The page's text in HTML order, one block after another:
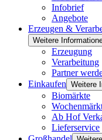
Infobrief
Angebote
Erzeugen &
Weitere
Erzeugung
Verarbeitung
Partner
Einkaufen Weitere
Biomärkte
Ab Hof
Lieferservice